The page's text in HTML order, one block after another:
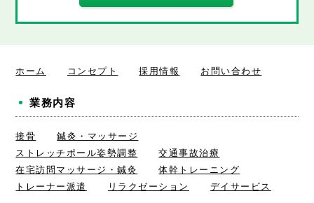
ホーム コンセプト 採用情報 お問い合わせ
業務内容
接骨
鍼灸・マッサージ
ストレッチポール姿勢調整
交通事故治療
在宅訪問マッサージ・鍼灸
体幹トレーニング
トレーナー派遣
リラクゼーション デイサービス